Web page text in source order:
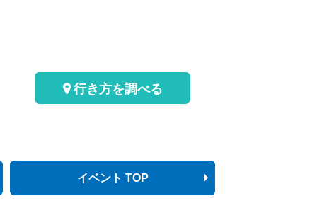
行き方を調べる
イベント TOP